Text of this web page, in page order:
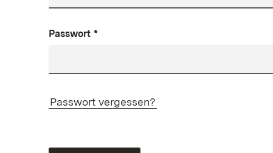
Passwort *
Passwort vergessen?